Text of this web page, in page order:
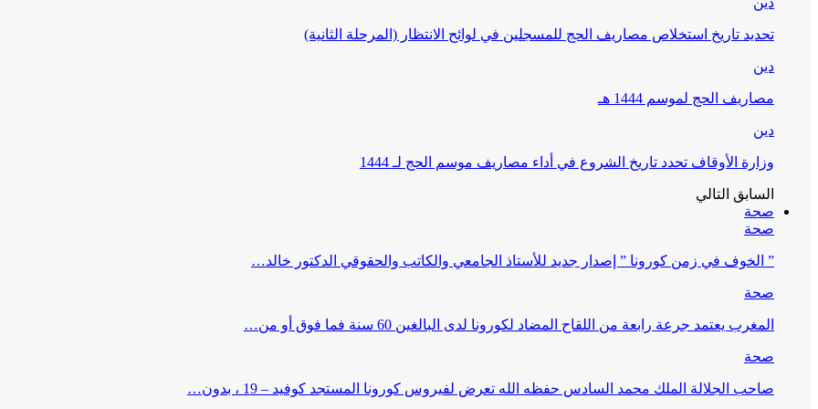
تحديد تاريخ استخلاص مصاريف الحج للمسجلين في لوائح الانتظار (المرحلة الثانية)
دين
مصاريف الحج لموسم 1444 هـ
دين
وزارة الأوقاف تحدد تاريخ الشروع في أداء مصاريف موسم الحج لـ 1444
السابق التالي
صحة
صحة
” الخوف في زمن كورونا ” إصدار جديد للأستاذ الجامعي والكاتب والحقوقي الدكتور خالد…
صحة
المغرب يعتمد جرعة رابعة من اللقاح المضاد لكورونا لدى البالغين 60 سنة فما فوق أو من…
صحة
صاحب الجلالة الملك محمد السادس حفظه الله تعرض لفيروس كورونا المستجد كوفيد – 19 ، بدون…